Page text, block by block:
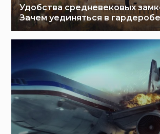
Удобства средневековых
Зачем уединяться в гардеробе